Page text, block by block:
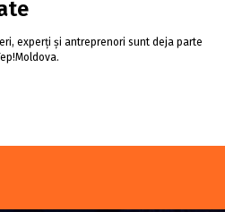
experți și antreprenori sunt deja parte